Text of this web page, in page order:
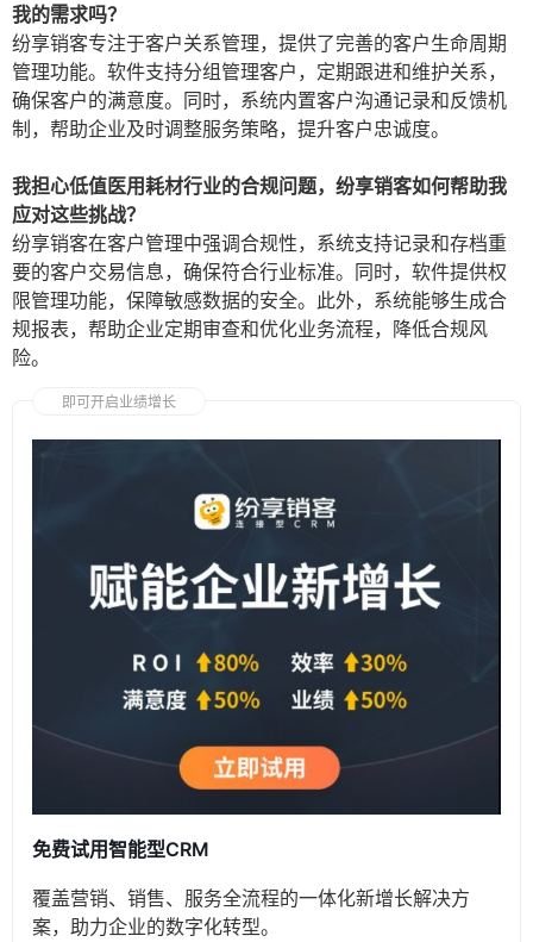
我的需求吗？
纷享销客专注于客户关系管理，提供了完善的客户生命周期
管理功能。软件支持分组管理客户，定期跟进和维护关系，
确保客户的满意度。同时，系统内置客户沟通记录和反馈机
制，帮助企业及时调整服务策略，提升客户忠诚度。
我担心低值医用耗材行业的合规问题，纷享销客如何帮助我
应对这些挑战？
纷享销客在客户管理中强调合规性，系统支持记录和存档重
要的客户交易信息，确保符合行业标准。同时，软件提供权
限管理功能，保障敏感数据的安全。此外，系统能够生成合
规报表，帮助企业定期审查和优化业务流程，降低合规风
险。
即可开启业绩增长
免费试用智能型CRM
覆盖营销、销售、服务全流程的一体化新增长解决方
案，助力企业的数字化转型。